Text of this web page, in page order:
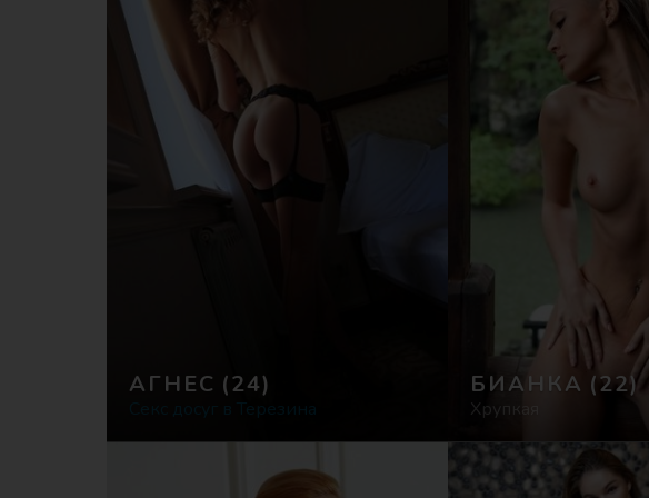
АГНЕС (24) БИАНКА (22)
Хрупкая